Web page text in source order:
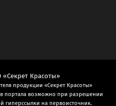
Красоты»
продукции «Секрет Красоты»
портала возможно при разрешении
гиперссылки на первоисточник.